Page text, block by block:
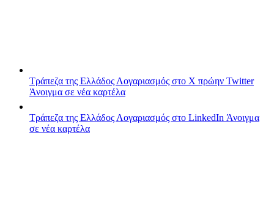
Τράπεζα της ΕλλάδοςΛογαριασμός στο X πρώην Twitter
Άνοιγμα σε νέα καρτέλα
Τράπεζα της ΕλλάδοςΛογαριασμός στο LinkedIn Άνοιγμα
σε νέα καρτέλα